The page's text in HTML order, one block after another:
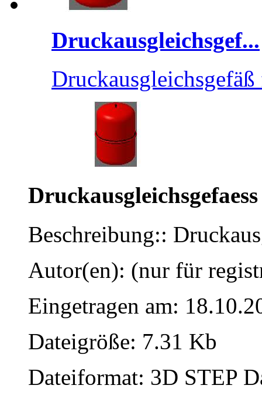
Druckausgleichsgef...
Druckausgleichsgefaess
Beschreibung::
Autor(en): (nur für
Eingetragen am:
Dateigröße: 7.31 Kb
Dateiformat: 3D STEP